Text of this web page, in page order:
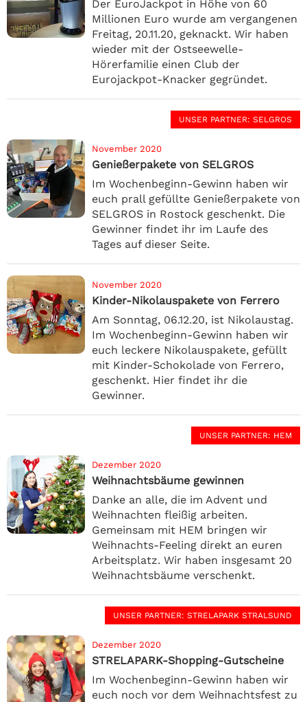
Der EuroJackpot in Höhe von 60
Millionen Euro wurde am vergangenen
Freitag, 20.11.20, geknackt. Wir haben
wieder mit der Ostseewelle-
Hörerfamilie einen Club der
Eurojackpot-Knacker gegründet.
UNSER PARTNER: SELGROS
November 2020
Genießerpakete von SELGROS
Im Wochenbeginn-Gewinn haben wir
euch prall gefüllte Genießerpakete von
SELGROS in Rostock geschenkt. Die
Gewinner findet ihr im Laufe des
Tages auf dieser Seite.
November 2020
Kinder-Nikolauspakete von Ferrero
Am Sonntag, 06.12.20, ist Nikolaustag.
Im Wochenbeginn-Gewinn haben wir
euch leckere Nikolauspakete, gefüllt
mit Kinder-Schokolade von Ferrero,
geschenkt. Hier findet ihr die
Gewinner.
UNSER PARTNER: HEM
Dezember 2020
Weihnachtsbäume gewinnen
Danke an alle, die im Advent und
Weihnachten fleißig arbeiten.
Gemeinsam mit HEM bringen wir
Weihnachts-Feeling direkt an euren
Arbeitsplatz. Wir haben insgesamt 20
Weihnachtsbäume verschenkt.
UNSER PARTNER: STRELAPARK STRALSUND
Dezember 2020
STRELAPARK-Shopping-Gutscheine
Im Wochenbeginn-Gewinn haben wir
euch noch vor dem Weihnachtsfest zu